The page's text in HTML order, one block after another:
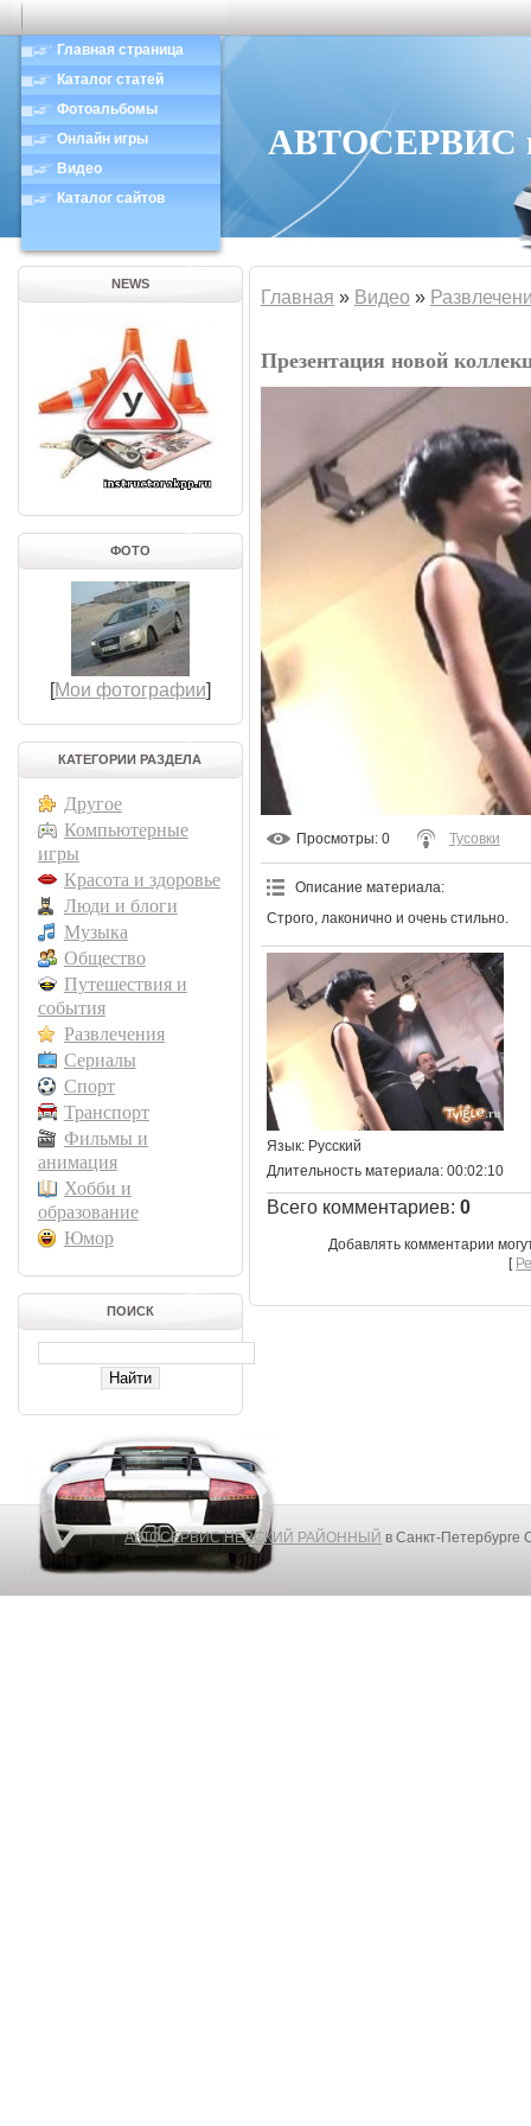
Главная страница
Каталог статей
Фотоальбомы
Онлайн игры
Видео
Каталог сайтов
АВТОСЕРВИС в
NEWS
ФОТО
[Мои фотографии]
КАТЕГОРИИ РАЗДЕЛА
Другое
Компьютерные
игры
Красота и здоровье
Люди и блоги
Музыка
Общество
Путешествия и
события
Развлечения
Сериалы
Спорт
Транспорт
Фильмы и
анимация
Хобби и
образование
Юмор
ПОИСК
Главная » Видео »
Презентация новой
Просмотры: 0 Тусовки
Описание материала:
Строго, лаконично и очень стильно.
Язык: Русский
Длительность материала: 00:02:10
Всего комментариев: 0
Добавлять комментарии
[
АВТОСЕРВИС НЕВСКИЙ РАЙОННЫЙ в Санкт-Петербурге